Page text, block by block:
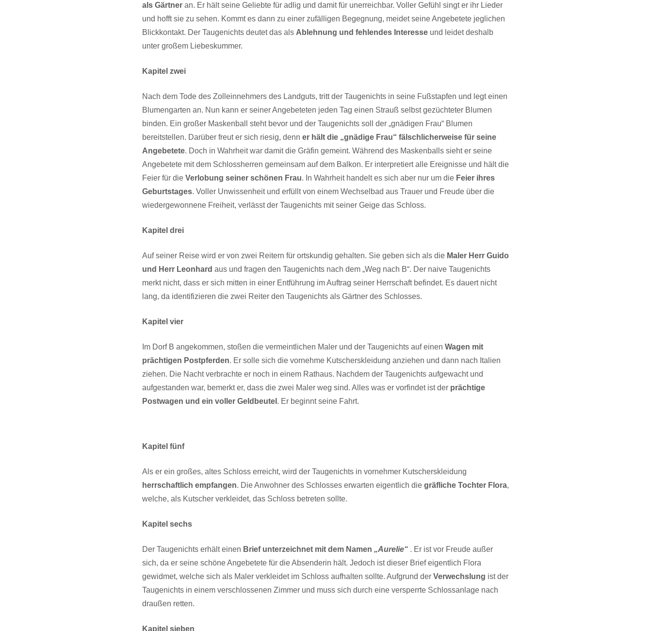
als Gärtner an. Er hält seine Geliebte für adlig und damit für unerreichbar. Voller Gefühl singt er ihr Lieder
und hofft sie zu sehen. Kommt es dann zu einer zufälligen Begegnung, meidet seine Angebetete jeglichen
Blickkontakt. Der Taugenichts deutet das als Ablehnung und fehlendes Interesse und leidet deshalb
unter großem Liebeskummer.
Kapitel zwei
Nach dem Tode des Zolleinnehmers des Landguts, tritt der Taugenichts in seine Fußstapfen und legt einen
Blumengarten an. Nun kann er seiner Angebeteten jeden Tag einen Strauß selbst gezüchteter Blumen
binden. Ein großer Maskenball steht bevor und der Taugenichts soll der „gnädigen Frau“ Blumen
bereitstellen. Darüber freut er sich riesig, denner hält die „gnädige Frau“ fälschlicherweise für seine
Angebetete. Doch in Wahrheit war damit die Gräfin gemeint. Während des Maskenballs sieht er seine
Angebetete mit dem Schlossherren gemeinsam auf dem Balkon. Er interpretiert alle Ereignisse und hält die
Feier für dieVerlobung seiner schönen Frau. In Wahrheit handelt es sich aber nur um die Feier ihres
Geburtstages. Voller Unwissenheit und erfüllt von einem Wechselbad aus Trauer und Freude über die
wiedergewonnene Freiheit, verlässt der Taugenichts mit seiner Geige das Schloss.
Kapitel drei
Auf seiner Reise wird er von zwei Reitern für ortskundig gehalten. Sie geben sich als die Maler Herr Guido
und Herr Leonhard aus und fragen den Taugenichts nach dem „Weg nach B“. Der naive Taugenichts
merkt nicht, dass er sich mitten in einer Entführung im Auftrag seiner Herrschaft befindet. Es dauert nicht
lang, da identifizieren die zwei Reiter den Taugenichts als Gärtner des Schlosses.
Kapitel vier
Im Dorf B angekommen, stoßen die vermeintlichen Maler und der Taugenichts auf einenWagen mit
prächtigen Postpferden. Er solle sich die vornehme Kutscherskleidung anziehen und dann nach Italien
ziehen. Die Nacht verbrachte er noch in einem Rathaus. Nachdem der Taugenichts aufgewacht und
aufgestanden war, bemerkt er, dass die zwei Maler weg sind. Alles was er vorfindet ist der prächtige
Postwagen und ein voller Geldbeutel . Er beginnt seine Fahrt.
Kapitel fünf
Als er ein großes, altes Schloss erreicht, wird der Taugenichts in vornehmer Kutscherskleidung
herrschaftlich empfangen. Die Anwohner des Schlosses erwarten eigentlich diegräfliche Tochter Flora,
welche, als Kutscher verkleidet, das Schloss betreten sollte.
Kapitel sechs
Der Taugenichts erhält einen Brief unterzeichnet mit dem Namen„Aurelie“ . Er ist vor Freude außer
sich, da er seine schöne Angebetete für die Absenderin hält. Jedoch ist dieser Brief eigentlich Flora
gewidmet, welche sich als Maler verkleidet im Schloss aufhalten sollte. Aufgrund derVerwechslung ist der
Taugenichts in einem verschlossenen Zimmer und muss sich durch eine versperrte Schlossanlage nach
draußen retten.
Kapitel sieben